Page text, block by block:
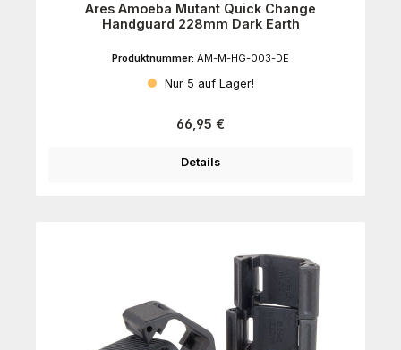
Ares Amoeba Mutant Quick Change
Handguard 228mm Dark Earth
Produktnummer: AM-M-HG-003-DE
Nur 5 auf Lager!
Regulärer Preis:
66,95 €
Details